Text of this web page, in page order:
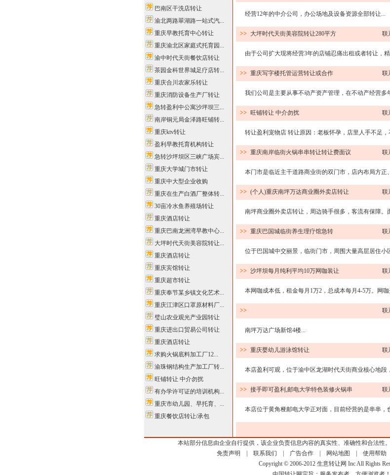
巴南区干洗店转让
渝北两路翠湖路一站式汽...
重庆早教托育中心转让
重庆渝北区家庭式托育园...
渝中时代天街餐饮店转让
茶园金科世界城足疗店转...
重庆合川农家乐转让
重庆消防设备生产厂转让
急转盈利中公寓沙坪坝三...
南岸铜元局金泽路旺铺转...
重庆ktv转让
盈利早教托育机构转让
急转沙坪坝区三峡广场宾...
重庆大学城门市转让
重庆中大型企业收购
重庆在生产白酒厂整体转...
30亩冷水鱼养殖场转让
重庆酒店转让
重庆巴南龙洲湾早教中心...
大坪时代天街美容院转让...
重庆酒店转让
重庆宾馆转让
重庆超市转让
重庆奉节某乡镇文化艺术...
重庆江津区口罩原材料厂...
璧山农业观光产业园转让
重庆进出口贸易公司转让
重庆酒店转让
求购火锅底料加工厂12...
渝珠钢结构生产加工厂转...
旺铺转让 中介勿扰
有办学许可证的培训机构...
重庆市幼儿园、早托育、...
重庆餐饮店转让/承包
经营12年的中介公司，办公场地及设备资源全部转让...
>> 大坪时代天街美容院转让280平方 联
由于公司扩大现将经营3年的店铺忍痛出租或者转让，
>> 重庆写字楼托管运营转让或合作 联
我们公司是主要从事不动产资产管理，在不动产经营多
>> 旺铺转让 中介勿扰 联
转让盈利宠物店 转让原因：老板怀孕，店里人手不足，
>> 重庆南岸临街火锅串串转让转让费面议 联
本门市是临近主干道路商业街的双门市，店内布局方正
>> (个人)重庆南坪万达商业圈外卖店转让 联
南坪商业圈外卖店转让，周边骑手很多，客流有保障。
>> 重庆巴国城临街养生理疗馆急转 联
位于巴国城中交丽景，临街门市，周围大量高层居住小
>> 沙坪坝每月纯利平均10万网咖装让 联
本网咖成本低，租金每月1万2，总成本每月4-5万。网
>> 联
南坪万达广场新馆4楼...
>> 重庆婴幼儿游泳馆转让 联
本店盈利可观，位于渝中区龙湖时代天街商业核心地段
>> 接手即可盈利,邮电大学特色装修火锅串 联
本店位于黄角桠邮电大学正对面，目前经营的是串串，
本站部分信息由企业自行提供，该企业负责信息内容的真实性、准确性和合法性
免责声明
联系我们 广告合作| 网站地图 使用帮助
Copyright © 2006-2012 生意转让网 Inc All Rights